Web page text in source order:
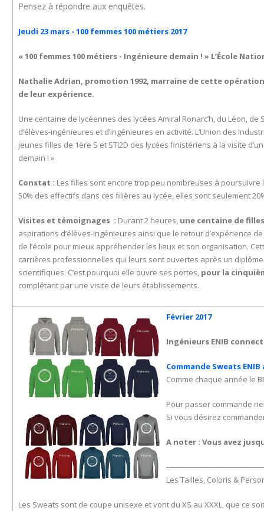
Pensez à répondre aux enquêtes.
Jeudi 23 mars - 100 femmes 100 métiers 2017
« 100 femmes 100 métiers - Ingénieure demain ! » L’École
Nathalie Adrian, promotion 1992, marraine de cette
de leur expérience.
Une centaine de lycéennes des lycées Amiral Ronarc’h, du Léon,
d’élèves-ingénieures et d’ingénieures en activité. L’Union des
jeunes filles de 1ère S et STI2D des lycées finistériens à la visite
demain ! »
Constat : Les filles sont encore trop peu nombreuses à
50% des effectifs dans ces filières au lycée, elles sont seulement
Visites et témoignages : Durant 2 heures, une centaine de filles
aspirations d’élèves-ingénieures ainsi que le retour d’expérience
de l’école pour mieux appréhender les lieux et son organisation.
carrières professionnelles qui leurs sont ouvertes après un
scientifiques. C’est pourquoi elle ouvre ses portes, pour la
complétant par une visite de leurs établissements.
Février 2017
Ingénieurs ENIB
Commande Sweats
Comme chaque année le
Pour passer commande
Si vous désirez
A noter : Vous avez
Les Tailles, Coloris &
Les Sweats sont de coupe unisexe et vont du XS au XXXL, que ce